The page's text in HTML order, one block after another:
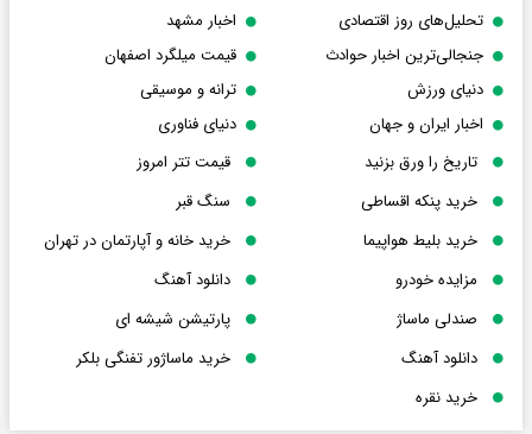
تحلیل‌های روز اقتصادی
اخبار مشهد
جنجالی‌ترین اخبار حوادث
قیمت میلگرد اصفهان
دنیای ورزش
ترانه و موسیقی
اخبار ایران و جهان
دنیای فناوری
تاریخ را ورق بزنید
قیمت تتر امروز
خرید پنکه اقساطی
سنگ قبر
خرید بلیط هواپیما
خرید خانه و آپارتمان در تهران
مزایده خودرو
دانلود آهنگ
صندلی ماساژ
پارتیشن شیشه ای
دانلود آهنگ
خرید ماساژور تفنگی بلکر
خرید نقره